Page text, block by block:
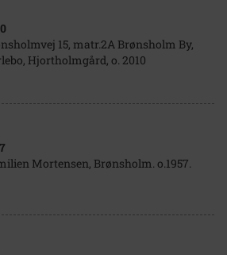
15, matr.2A Brønsholm By,
Hjortholmgård, o. 2010
Mortensen, Brønsholm. o.1957.